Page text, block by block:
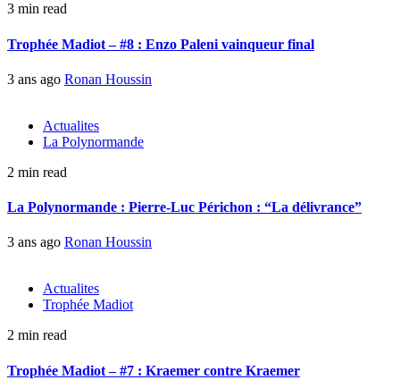
3 min read
Trophée Madiot – #8 : Enzo Paleni vainqueur final
3 ans ago Ronan Houssin
Actualites
La Polynormande
2 min read
La Polynormande : Pierre-Luc Périchon : “La délivrance”
3 ans ago Ronan Houssin
Actualites
Trophée Madiot
2 min read
Trophée Madiot – #7 : Kraemer contre Kraemer